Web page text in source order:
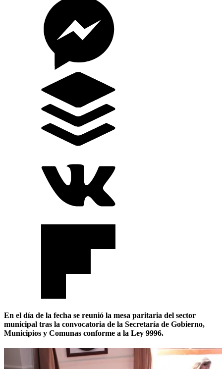
En el día de la fecha se reunió la mesa paritaria del sector
municipal tras la convocatoria de la Secretaría de Gobierno,
Municipios y Comunas conforme a la Ley 9996.